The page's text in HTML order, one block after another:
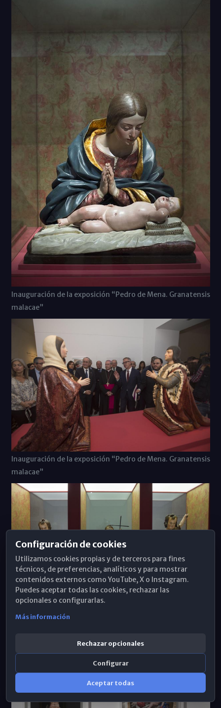
Inauguración de la exposición “Pedro de Mena. Granatensis
malacae”
Inauguración de la exposición “Pedro de Mena. Granatensis
malacae”
Configuración de cookies
Utilizamos cookies propias y de terceros para fines
técnicos, de preferencias, analíticos y para mostrar
contenidos externos como YouTube, X o Instagram.
Puedes aceptar todas las cookies, rechazar las
opcionales o configurarlas.
Más información
Rechazar opcionales
Configurar
Aceptar todas